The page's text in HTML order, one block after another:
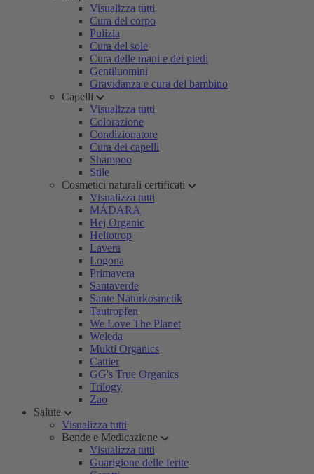
Visualizza tutti
Cura del corpo
Pulizia
Cura del sole
Cura delle mani e dei piedi
Gentiluomini
Gravidanza e cura del bambino
Capelli
Visualizza tutti
Colorazione
Condizionatore
Cura dei capelli
Shampoo
Stile
Cosmetici naturali certificati
Visualizza tutti
MÁDARA
Hej Organic
Heliotrop
Lavera
Logona
Primavera
Santaverde
Sante Naturkosmetik
Tautropfen
We Love The Planet
Weleda
Mukti Organics
Cattier
GG's True Organics
Trilogy
Zao
Salute
Visualizza tutti
Bende e Medicazione
Visualizza tutti
Guarigione delle ferite